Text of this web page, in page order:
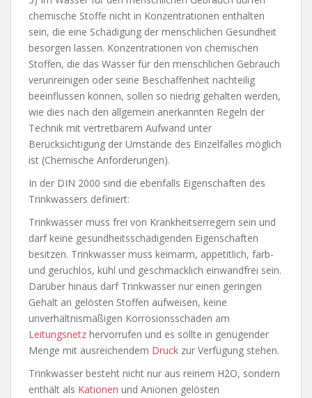
chemische Stoffe nicht in Konzentrationen enthalten
sein, die eine Schädigung der menschlichen Gesundheit
besorgen lassen. Konzentrationen von chemischen
Stoffen, die das Wasser für den menschlichen Gebrauch
verunreinigen oder seine Beschaffenheit nachteilig
beeinflussen können, sollen so niedrig gehalten werden,
wie dies nach den allgemein anerkannten Regeln der
Technik mit vertretbarem Aufwand unter
Berücksichtigung der Umstände des Einzelfalles möglich
ist (Chemische Anforderungen).
In der DIN 2000 sind die ebenfalls Eigenschaften des
Trinkwassers definiert:
Trinkwasser muss frei von Krankheitserregern sein und
darf keine gesundheitsschädigenden Eigenschaften
besitzen. Trinkwasser muss keimarm, appetitlich, farb-
und geruchlos, kühl und geschmacklich einwandfrei sein.
Darüber hinaus darf Trinkwasser nur einen geringen
Gehalt an gelösten Stoffen aufweisen, keine
unverhältnismäßigen Korrosionsschäden am
Leitungsnetz hervorrufen und es sollte in genügender
Menge mit ausreichendem Druck zur Verfügung stehen.
Trinkwasser besteht nicht nur aus reinem H2O, sondern
enthält als Kationen und Anionen gelösten